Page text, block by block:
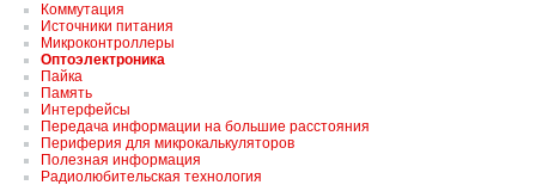
Коммутация
Источники питания
Микроконтроллеры
Оптоэлектроника
Пайка
Память
Интерфейсы
Передача информации на большие расстояния
Периферия для микрокалькуляторов
Полезная информация
Радиолюбительская технология